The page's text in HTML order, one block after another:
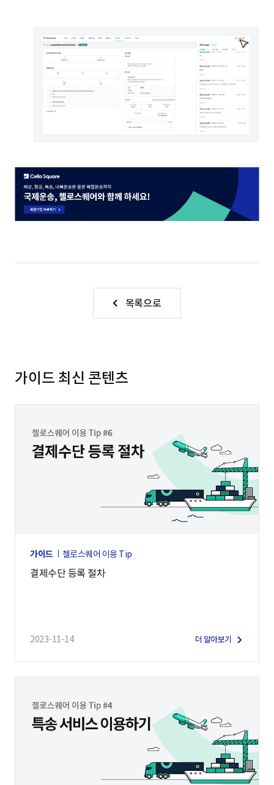
목록으로
가이드 최신 콘텐츠
가이드 첼로스퀘어 이용 Tip
결제수단 등록 절차
2023-11-14 더 알아보기